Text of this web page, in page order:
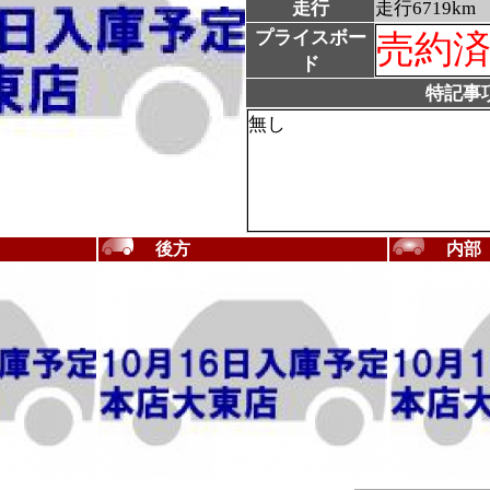
走行
走行6719km
プライスボー
ド
売約
特記事
無し
後方 内部